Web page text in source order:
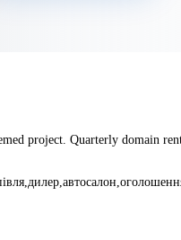
project. Quarterly domain
дилер автосалон